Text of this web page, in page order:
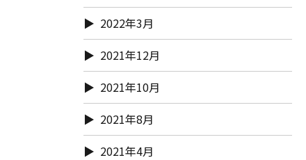
2022年3月
2021年12月
2021年10月
2021年8月
2021年4月